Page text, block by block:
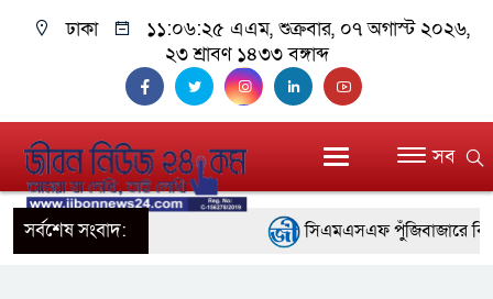
ঢাকা ১১:০৬:২৫ এএম, শুক্রবার, ০৭ অগাস্ট ২০২৬,
২৩ শ্রাবণ ১৪৩৩ বঙ্গাব্দ
সব
সর্বশেষ সংবাদ:
সিএমএসএফ পুঁজিবাজারে